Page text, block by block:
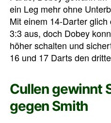
ein Leg mehr ohne
Mit einem 14-Darter glich
3:3 aus, doch Dobey
höher schalten und
16 und 17 Darts den
Cullen gewinnt
gegen Smith